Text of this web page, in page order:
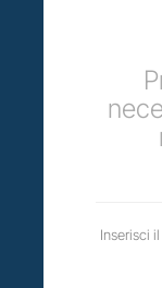
Inserisci